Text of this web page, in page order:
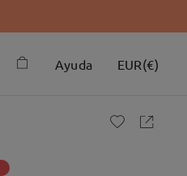
Ayuda EUR(€)